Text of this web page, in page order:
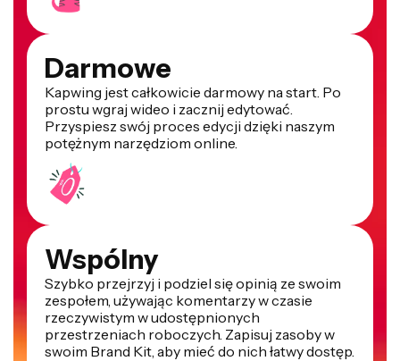
Darmowe
Kapwing jest całkowicie darmowy na start. Po
prostu wgraj wideo i zacznij edytować.
Przyspiesz swój proces edycji dzięki naszym
potężnym narzędziom online.
Wspólny
Szybko przejrzyj i podziel się opinią ze swoim
zespołem, używając komentarzy w czasie
rzeczywistym w udostępnionych
przestrzeniach roboczych. Zapisuj zasoby w
swoim Brand Kit, aby mieć do nich łatwy dostęp.